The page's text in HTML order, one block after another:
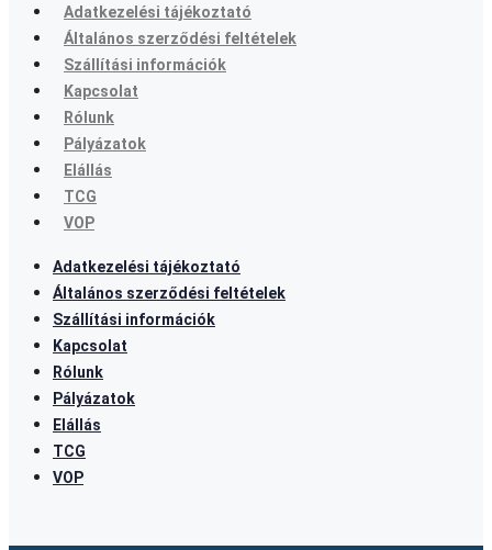
Adatkezelési tájékoztató
Általános szerződési feltételek
Szállítási információk
Kapcsolat
Rólunk
Pályázatok
Elállás
TCG
VOP
Adatkezelési tájékoztató
Általános szerződési feltételek
Szállítási információk
Kapcsolat
Rólunk
Pályázatok
Elállás
TCG
VOP